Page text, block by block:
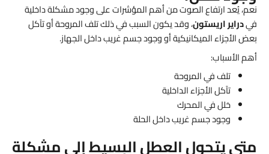
نعم، يُعد ارتفاع الصوت من أهم المؤشرات على وجود مشكلة داخلية
فيدراير اريستون، وقد يكون السبب في ذلك تلف المروحة أو تآكل
بعض الأجزاء الميكانيكية أو وجود جسم غريب داخل الجهاز.
أهم الأسباب:
تلف في المروحة
تآكل الأجزاء الداخلية
خلل في المحرك
وجود جسم غريب داخل الحلة
متى يتحول العطل البسيط إلى مشكلة